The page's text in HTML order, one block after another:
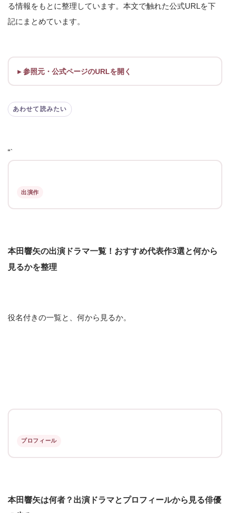
る情報をもとに整理しています。本文で触れた公式URLを下
記にまとめています。
参照元・公式ページのURLを開く
あわせて読みたい
“`
出演作
本田響矢の出演ドラマ一覧！おすすめ代表作3選と何から
見るかを整理
役名付きの一覧と、何から見るか。
プロフィール
本田響矢は何者？出演ドラマとプロフィールから見る俳優